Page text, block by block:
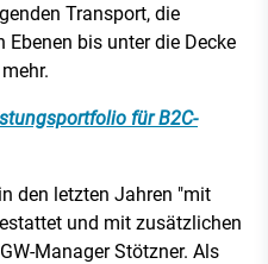
Transport, die
bis unter die Decke
für B2C-
den letzten Jahren "mit
und mit zusätzlichen
Manager Stötzner. Als